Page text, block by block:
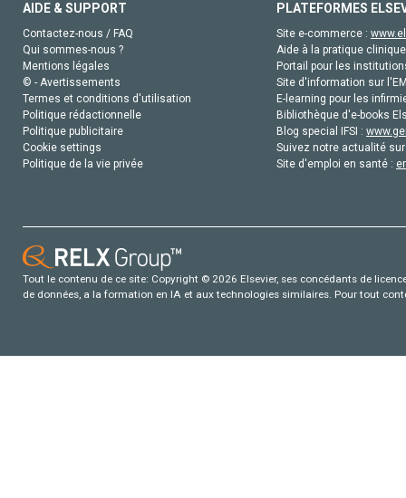
AIDE & SUPPORT
Contactez-nous / FAQ
Qui sommes-nous ?
Mentions légales
© - Avertissements
Termes et conditions d'utilisation
Politique rédactionnelle
Politique publicitaire
Cookie settings
Politique de la vie privée
PLATEFORMES
Site e-commerce :
Aide à la pratique
Portail pour les
Site d'information sur
E-learning pour les
Bibliothèque d'e-books
Blog special IFSI :
Suivez notre actualité
Site d'emploi en santé :
Tout le contenu de ce site: Copyright © 2026 Elsevier, ses concédants de
de données, a la formation en IA et aux technologies similaires. Pour tout